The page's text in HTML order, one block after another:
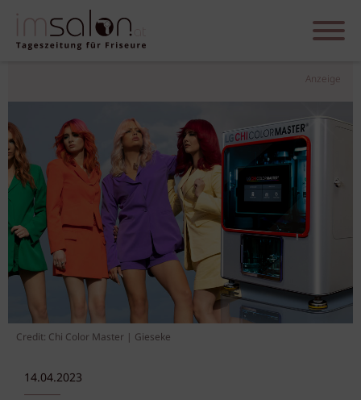
Anzeige
Credit: Chi Color Master | Gieseke
14.04.2023